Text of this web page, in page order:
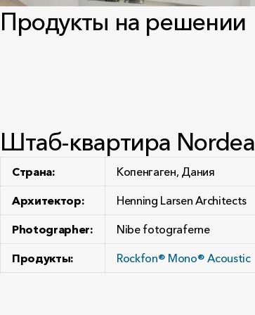
Продукты на решении
Штаб-квартира Nordea
Страна: Копенгаген, Дания
Архитектор: Henning Larsen Architects
Photographer: Nibe fotograferne
Продукты: Rockfon® Mono® Acoustic